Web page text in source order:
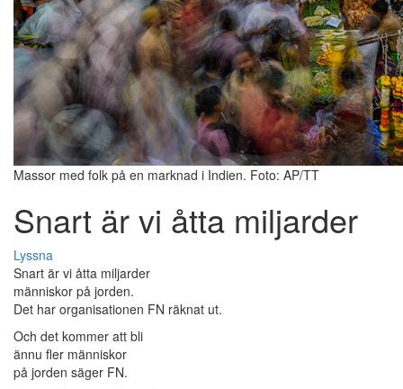
Massor med folk på en marknad i Indien. Foto: AP/TT
Snart är vi åtta miljarder
Lyssna
Snart är vi åtta miljarder
människor på jorden.
Det har organisationen FN räknat ut.
Och det kommer att bli
ännu fler människor
på jorden säger FN.